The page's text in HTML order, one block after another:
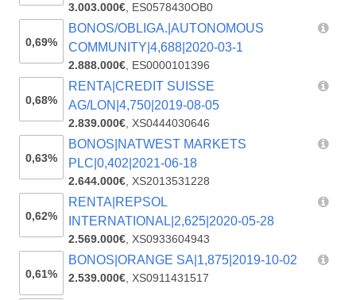
3.003.000€, ES0578430OB0
0,69%
BONOS/OBLIGA.|AUTONOMOUS
COMMUNITY|4,688|2020-03-1
2.888.000€, ES0000101396
0,68%
RENTA|CREDIT SUISSE
AG/LON|4,750|2019-08-05
2.839.000€,XS0444030646
0,63%
BONOS|NATWEST MARKETS
PLC|0,402|2021-06-18
2.644.000€,XS2013531228
0,62%
RENTA|REPSOL
INTERNATIONAL|2,625|2020-05-28
2.569.000€,XS0933604943
0,61%
BONOS|ORANGE SA|1,875|2019-10-02
2.539.000€,XS0911431517